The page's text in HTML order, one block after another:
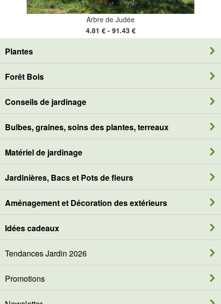
Arbre de Judée
4.81 € - 91.43 €
Plantes
Forêt Bois
Conseils de jardinage
Bulbes, graines, soins des plantes, terreaux
Matériel de jardinage
Jardinières, Bacs et Pots de fleurs
Aménagement et Décoration des extérieurs
Idées cadeaux
Tendances Jardin 2026
Promotions